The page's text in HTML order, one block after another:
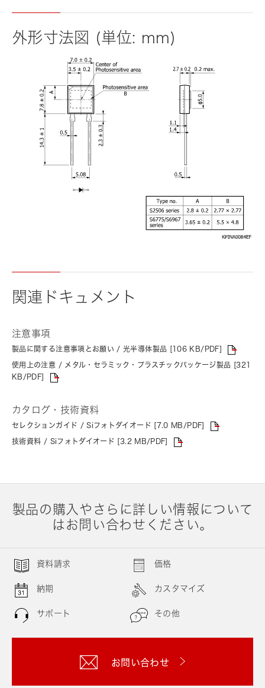
外形寸法図 (単位: mm)
関連ドキュメント
注意事項
製品に関する注意事項とお願い / 光半導体製品 [106 KB/PDF]
使用上の注意 / メタル・セラミック・プラスチックパッケージ製品 [321
KB/PDF]
カタログ・技術資料
セレクションガイド / Siフォトダイオード [7.0 MB/PDF]
技術資料 / Siフォトダイオード [3.2 MB/PDF]
製品の購入やさらに詳しい情報について
はお問い合わせください。
資料請求 価格
納期 カスタマイズ
サポート その他
お問い合わせ